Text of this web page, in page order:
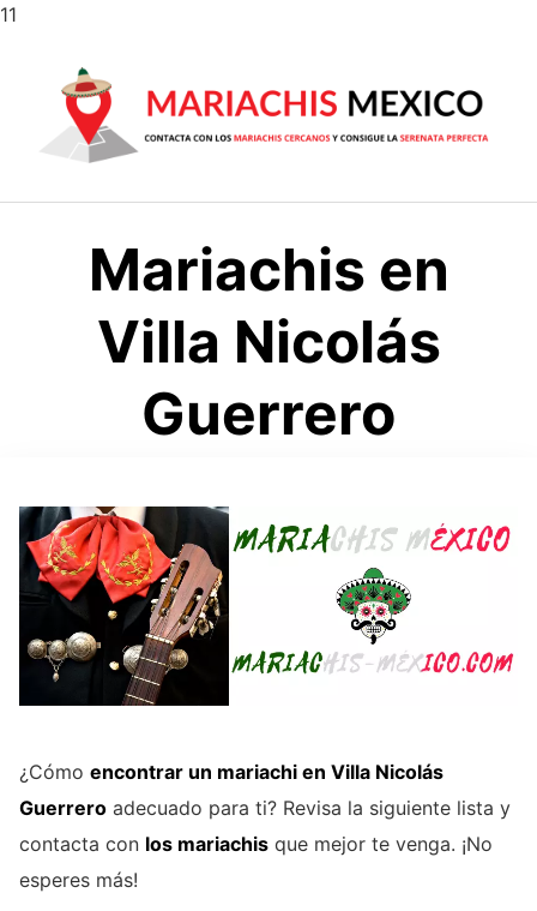
11
contenido
Mariachis en
Villa Nicolás
Guerrero
¿Cómo encontrar un mariachi en Villa Nicolás
Guerrero adecuado para ti? Revisa la siguiente lista y
contacta con los mariachis que mejor te venga. ¡No
esperes más!